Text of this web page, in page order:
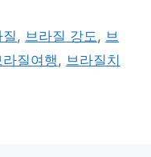
, 브라질 강도, 브
라질여행, 브라질치